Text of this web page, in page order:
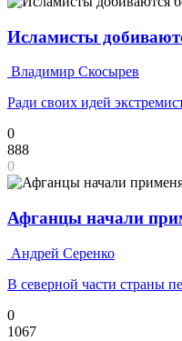
Исламисты
Владимир Скосырев
Ради своих идей
0
888
0
Афганцы начали
Андрей Серенко
В северной части страны
0
1067